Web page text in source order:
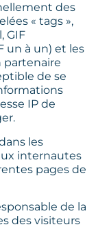
des
« tags »,
GIF
un à un) et les
partenaire
de se
IP de
les
internautes
pages de
de la
des visiteurs